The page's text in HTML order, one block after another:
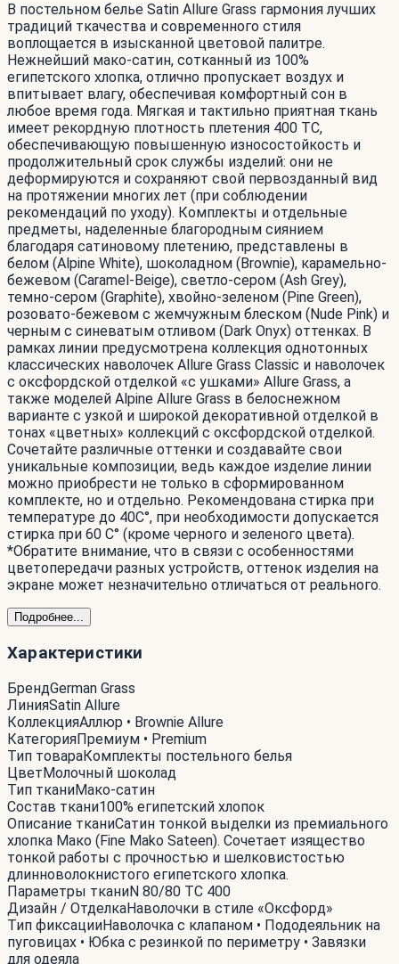
В постельном белье Satin Allure Grass гармония лучших
традиций ткачества и современного стиля
воплощается в изысканной цветовой палитре.
Нежнейший мако-сатин, сотканный из 100%
египетского хлопка, отлично пропускает воздух и
впитывает влагу, обеспечивая комфортный сон в
любое время года. Мягкая и тактильно приятная ткань
имеет рекордную плотность плетения 400 ТС,
обеспечивающую повышенную износостойкость и
продолжительный срок службы изделий: они не
деформируются и сохраняют свой первозданный вид
на протяжении многих лет (при соблюдении
рекомендаций по уходу). Комплекты и отдельные
предметы, наделенные благородным сиянием
благодаря сатиновому плетению, представлены в
белом (Alpine White), шоколадном (Brownie), карамельно-
бежевом (Caramel-Beige), светло-сером (Ash Grey),
темно-сером (Graphite), хвойно-зеленом (Pine Green),
розовато-бежевом с жемчужным блеском (Nude Pink) и
черным c синеватым отливом (Dark Onyx) оттенках. В
рамках линии предусмотрена коллекция однотонных
классических наволочек Allure Grass Classic и наволочек
с оксфордской отделкой «с ушками» Allure Grass, а
также моделей Alpine Allure Grass в белоснежном
варианте с узкой и широкой декоративной отделкой в
тонах «цветных» коллекций с оксфордской отделкой.
Сочетайте различные оттенки и создавайте свои
уникальные композиции, ведь каждое изделие линии
можно приобрести не только в сформированном
комплекте, но и отдельно. Рекомендована стирка при
температуре до 40С°, при необходимости допускается
стирка при 60 С° (кроме черного и зеленого цвета).
*Обратите внимание, что в связи с особенностями
цветопередачи разных устройств, оттенок изделия на
экране может незначительно отличаться от реального.
Подробнее...
Характеристики
БрендGerman Grass
ЛинияSatin Allure
КоллекцияАллюр • Brownie Allure
КатегорияПремиум • Premium
Тип товараКомплекты постельного белья
ЦветМолочный шоколад
Тип тканиМако-сатин
Состав ткани100% египетский хлопок
Описание тканиСатин тонкой выделки из премиального
хлопка Мако (Fine Mako Sateen). Сочетает изящество
тонкой работы с прочностью и шелковистостью
длинноволокнистого египетского хлопка.
Параметры тканиN 80/80 TC 400
Дизайн / ОтделкаНаволочки в стиле «Оксфорд»
Тип фиксацииНаволочка с клапаном • Пододеяльник на
пуговицах • Юбка с резинкой по периметру • Завязки
для одеяла